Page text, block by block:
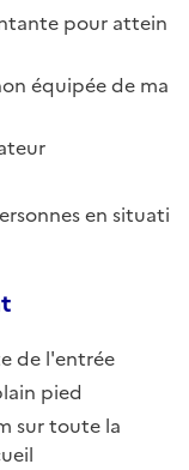
pour attein
équipée de ma
en situati
de l'entrée
pied
sur toute la